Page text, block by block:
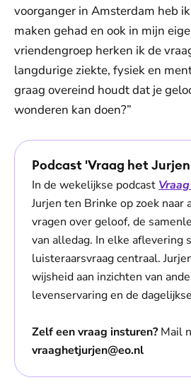
voorganger in Amsterdam heb
maken gehad en ook in mijn
vriendengroep herken ik de
langdurige ziekte, fysiek en
graag overeind houdt dat je
wonderen kan doen?”
Podcast 'Vraag het
In de wekelijkse podcast
Jurjen ten Brinke op zoek naar
vragen over geloof, de
van alledag. In elke aflevering
luisteraarsvraag centraal.
wijsheid aan inzichten van
levenservaring en de
Zelf een vraag insturen? Mail
vraaghetjurjen@eo.nl